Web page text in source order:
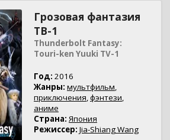
Грозовая фантазия
ТВ-1
Thunderbolt Fantasy:
Touri-ken Yuuki TV-1
Год: 2016
Жанры: мультфильм,
приключения,фэнтези,
аниме
Страна: Япония
Режиссер: Jia-Shiang Wang